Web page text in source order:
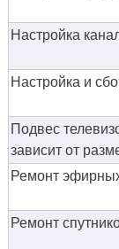
Настройка
Настройка и
Подвес
зависит от
Ремонт
Ремонт